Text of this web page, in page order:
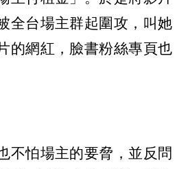
全台場主群起圍攻，叫她
的網紅，臉書粉絲專頁也
不怕場主的要脅，並反問